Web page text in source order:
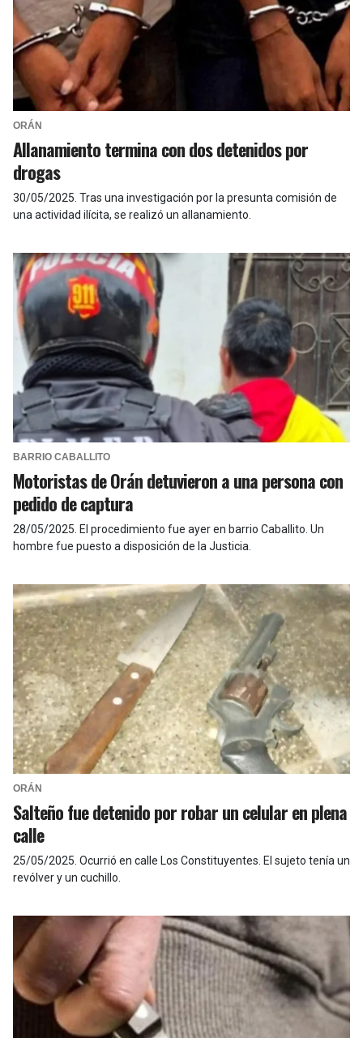
ORÁN
Allanamiento termina con dos detenidos por
drogas
30/05/2025 Tras una investigación por la presunta comisión de
una actividad ilícita, se realizó un allanamiento.
BARRIO CABALLITO
Motoristas de Orán detuvieron a una persona con
pedido de captura
28/05/2025 El procedimiento fue ayer en barrio Caballito. Un
hombre fue puesto a disposición de la Justicia.
ORÁN
Salteño fue detenido por robar un celular en plena
calle
25/05/2025 Ocurrió en calle Los Constituyentes. El sujeto tenía un
revólver y un cuchillo.